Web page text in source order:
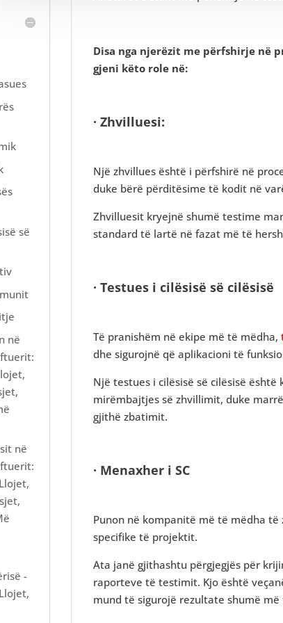
Disa nga njerëzit me përfshirje
gjeni këto role në:
· Zhvilluesi:
Një zhvillues është i përfshirë në
duke bërë përditësime të kodit në
Zhvilluesit kryejnë shumë testime
standard të lartë në fazat më të
· Testues i cilësisë së cilësisë
Të pranishëm në ekipe më të mëdha,
dhe sigurojnë që aplikacioni të
Një testues i cilësisë së cilësisë
mirëmbajtjes së zhvillimit, duke
gjithë zbatimit.
· Menaxher i SC
Punon në kompanitë më të mëdha
specifike të projektit.
Ata janë gjithashtu përgjegjës për
raporteve të testimit. Kjo është
mund të sigurojë rezultate shumë më
së
në
në
-